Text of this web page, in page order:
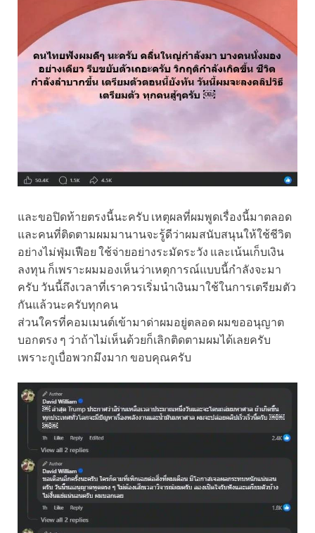
และขอปิดท้ายตรงนี้นะครับ เหตุผลที่ผมพูดเรื่องนี้มาตลอด
และคนที่ติดตามผมมานานจะรู้ดีว่าผมสนับสนุนให้ใช้ชีวิต
อย่างไม่ฟุ่มเฟือย ใช้จ่ายอย่างระมัดระวัง และเน้นเก็บเงิน
ลงทุน ก็เพราะผมมองเห็นว่าเหตุการณ์แบบนี้กำลังจะมา
ครับ วันนี้ถึงเวลาที่เราควรเริ่มนำเงินมาใช้ในการเตรียมตัว
กันแล้วนะครับทุกคน
ส่วนใครที่คอมเมนต์เข้ามาด่าผมอยู่ตลอด ผมขออนุญาต
บอกตรง ๆ ว่าถ้าไม่เห็นด้วยก็เลิกติดตามผมได้เลยครับ
เพราะกูเบื่อพวกมึงมาก ขอบคุณครับ